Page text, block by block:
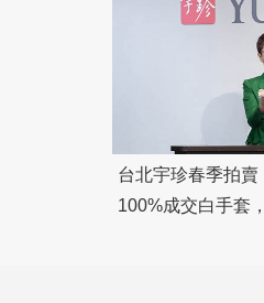
台北宇珍春季拍
100%成交白手套